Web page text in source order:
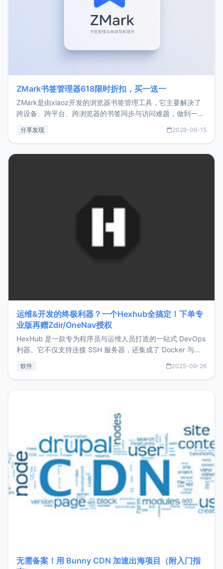
ZMark书签管理器618限时折扣，买一送一
ZMark是由xiaoz开发的浏览器书签管理工具，它主要解决了
跨设备、跨平台、跨浏览器的书签同步与访问难题，做到一处
用，让管理更高效。ZMark官网地址：
分享发现 2026-06-15
运维&开发的终极利器？一个Hexhub全搞定！下单专
业版再赠Zdir/OneNav授权
HexHub 是一款专为程序员与运维人员打造的一站式 DevOps
利器。它不仅支持连接 SSH 服务器，还集成了 Docker 与常
件间频繁切换，仅凭 HexHub 即可同时搞定运维与数据库操
软件 2025-09-26
无需备案！用 Bunny CDN 加速出海项目（附入门指